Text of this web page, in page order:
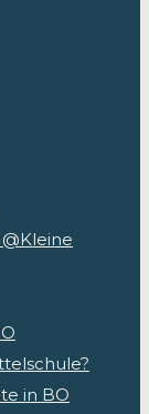
in BO